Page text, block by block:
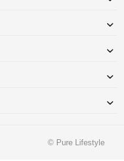
© Pure Lifestyle